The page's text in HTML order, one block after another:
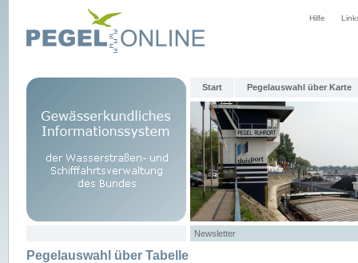
Hilfe
Start Pegelauswahl über Karte
Newsletter
Pegelauswahl über Tabelle